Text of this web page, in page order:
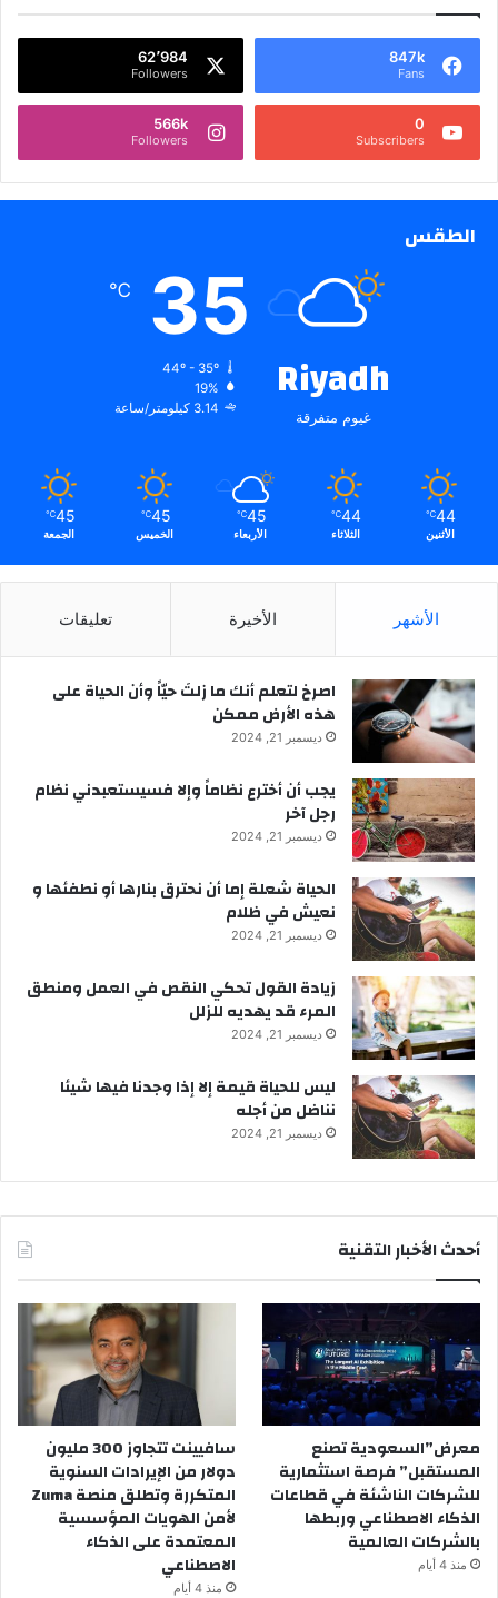
847k
Fans
62٬984
Followers
0
Subscribers
566k
Followers
الطقس
Riyadh
غيوم متفرقة
35
℃
44º - 35º
19%
3.14 كيلومتر/ساعة
44
℃
الأثنين
44
℃
الثلاثاء
45
℃
الأربعاء
45
℃
الخميس
45
℃
الجمعة
الأشهر الأخيرة تعليقات
‫اصرخ لتعلم أنك ما زلتَ حيّاً وأن الحياة على
هذه الأرض ممكن
ديسمبر 21, 2024
يجب أن أخترع نظاماً وإلا فسيستعبدني نظام
رجل آخر
ديسمبر 21, 2024
الحياة شعلة إما أن نحترق بنارها أو نطفئها و
نعيش في ظلام
ديسمبر 21, 2024
زيادة القول تحكي النقص في العمل ومنطق
المرء قد يهديه للزلل
ديسمبر 21, 2024
ليس للحياة قيمة إلا إذا وجدنا فيها شيئا
نناضل من أجله
ديسمبر 21, 2024
أحدث الأخبار التقنية
معرض”السعودية تصنع
المستقبل” فرصة استثمارية
للشركات الناشئة في قطاعات
الذكاء الاصطناعي وربطها
بالشركات العالمية
منذ 4 أيام
سافيينت تتجاوز 300 مليون
دولار من الإيرادات السنوية
المتكررة وتطلق منصة Zuma
لأمن الهويات المؤسسية
المعتمدة على الذكاء
الاصطناعي
منذ 4 أيام